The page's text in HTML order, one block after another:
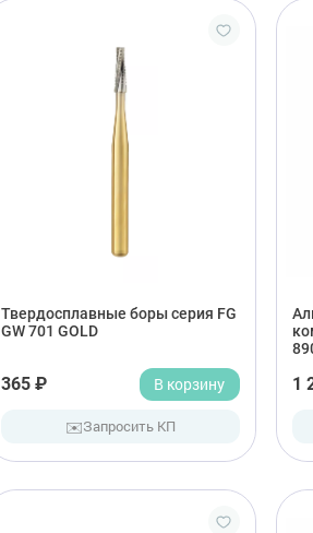
Твердосплавные боры серия FG
GW 701 GOLD
365 ₽ В корзину
✉️Запросить КП
1